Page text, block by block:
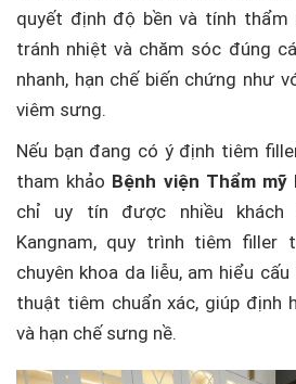
quyết định độ bền và tính thẩm
tránh nhiệt và chăm sóc đúng
nhanh, hạn chế biến chứng như
viêm sưng.
Nếu bạn đang có ý định tiêm
tham khảo Bệnh viện Thẩm mỹ
chỉ uy tín được nhiều khách
Kangnam, quy trình tiêm filler
chuyên khoa da liễu, am hiểu
thuật tiêm chuẩn xác, giúp định
và hạn chế sưng nề.